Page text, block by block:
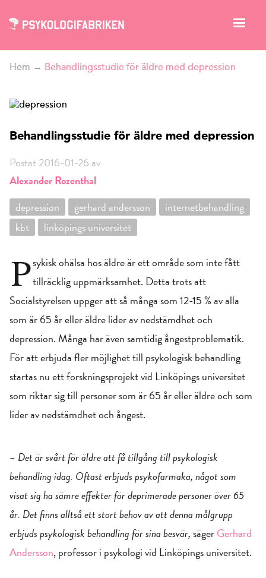
Hem → Behandlingsstudie för äldre med depression
Behandlingsstudie för äldre med depression
Postat 2016-01-26 av
Alexander Rozenthal
depression
gerhard andersson
internetbehandling
kbt
linköpings universitet
Psykisk ohälsa hos äldre är ett område som inte fått
tillräcklig uppmärksamhet. Detta trots att
Socialstyrelsen uppger att så många som 12-15 % av alla
som är 65 år eller äldre lider av nedstämdhet och
depression. Många har även samtidig ångestproblematik.
För att erbjuda fler möjlighet till psykologisk behandling
startas nu ett forskningsprojekt vid Linköpings universitet
som riktar sig till personer som är 65 år eller äldre och som
lider av nedstämdhet och ångest.
– Det är svårt för äldre att få tillgång till psykologisk
behandling idag. Oftast erbjuds psykofarmaka, något som
visat sig ha sämre effekter för deprimerade personer över 65
år. Det finns alltså ett stort behov av att denna målgrupp
erbjuds psykologisk behandling för sina besvär,sägerGerhard
Andersson, professor i psykologi vid Linköpings universitet.